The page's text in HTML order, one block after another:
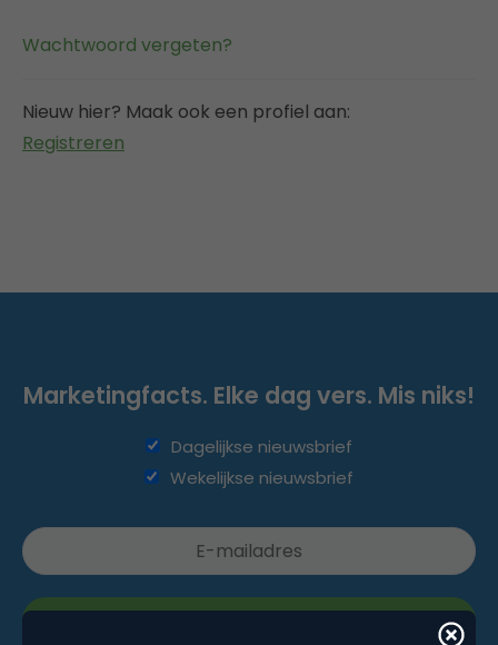
Wachtwoord vergeten?
Nieuw hier? Maak ook een profiel aan:
Registreren
Marketingfacts. Elke dag vers. Mis niks!
Dagelijkse nieuwsbrief
Wekelijkse nieuwsbrief